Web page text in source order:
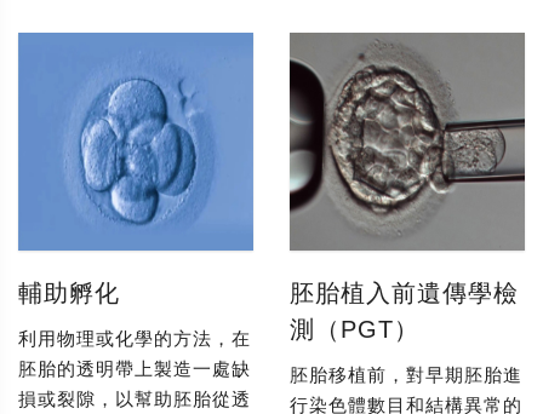
輔助孵化
利用物理或化學的方法，在
胚胎的透明帶上製造一處缺
損或裂隙，以幫助胚胎從透
胚胎植入前遺傳學檢
測（PGT）
胚胎移植前，對早期胚胎進
行染色體數目和結構異常的